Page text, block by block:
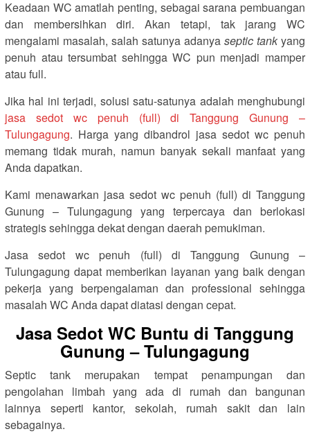
Keadaan WC amatlah penting, sebagai sarana pembuangan
dan membersihkan diri. Akan tetapi, tak jarang WC
mengalami masalah, salah satunya adanya septic tankyang
penuh atau tersumbat sehingga WC pun menjadi mamper
atau full.
Jika hal ini terjadi, solusi satu-satunya adalah menghubungi
jasa sedot wc penuh (full) di Tanggung Gunung –
Tulungagung. Harga yang dibandrol jasa sedot wc penuh
memang tidak murah, namun banyak sekali manfaat yang
Anda dapatkan.
Kami menawarkan jasa sedot wc penuh (full) di Tanggung
Gunung – Tulungagung yang terpercaya dan berlokasi
strategis sehingga dekat dengan daerah pemukiman.
Jasa sedot wc penuh (full) di Tanggung Gunung –
Tulungagung dapat memberikan layanan yang baik dengan
pekerja yang berpengalaman dan professional sehingga
masalah WC Anda dapat diatasi dengan cepat.
Jasa Sedot WC Buntu di Tanggung
Gunung – Tulungagung
Septic tank merupakan tempat penampungan dan
pengolahan limbah yang ada di rumah dan bangunan
lainnya seperti kantor, sekolah, rumah sakit dan lain
sebagainya.